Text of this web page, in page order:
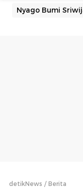
Nyago Bumi
detikNews Berita